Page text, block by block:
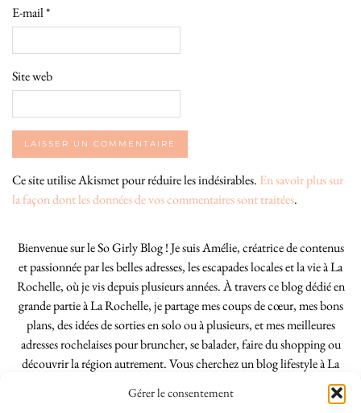
Gérer le consentement
E-mail*
Site web
Ce site utilise Akismet pour réduire les indésirables. En savoir plus sur
la façon dont les données de vos commentaires sont traitées.
Bienvenue sur le So Girly Blog ! Je suis Amélie, créatrice de contenus
et passionnée par les belles adresses, les escapades locales et la vie à La
Rochelle, où je vis depuis plusieurs années. À travers ce blog dédié en
grande partie à La Rochelle, je partage mes coups de cœur, mes bons
plans, des idées de sorties en solo ou à plusieurs, et mes meilleures
adresses rochelaises pour bruncher, se balader, faire du shopping ou
découvrir la région autrement. Vous cherchez un blog lifestyle à La
Rochelle, tenu par une locale ? Vous êtes au bon endroit. Que vous
soyez Rochelais·e ou de passage dans notre belle ville, j’espère que mes